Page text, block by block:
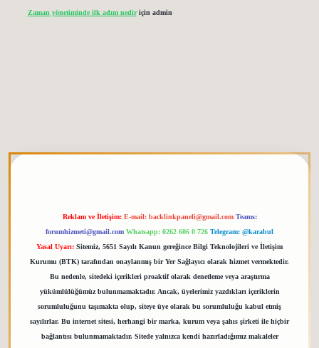
Zaman yönetiminde ilk adım nediriçin admin
Reklam ve İletişim: E-mail: backlinkpaneli@gmail.com Teams:
forumhizmeti@gmail.com Whatsapp: 0262 606 0 726 Telegram: @karabul
Yasal Uyarı: Sitemiz, 5651 Sayılı Kanun gereğince Bilgi Teknolojileri ve İletişim
Kurumu (BTK) tarafından onaylanmış bir Yer Sağlayıcı olarak hizmet vermektedir.
Bu nedenle, sitedeki içerikleri proaktif olarak denetleme veya araştırma
yükümlülüğümüz bulunmamaktadır. Ancak, üyelerimiz yazdıkları içeriklerin
sorumluluğunu taşımakta olup, siteye üye olarak bu sorumluluğu kabul etmiş
sayılırlar. Bu internet sitesi, herhangi bir marka, kurum veya şahıs şirketi ile hiçbir
bağlantısı bulunmamaktadır. Sitede yalnızca kendi hazırladığımız makaleler